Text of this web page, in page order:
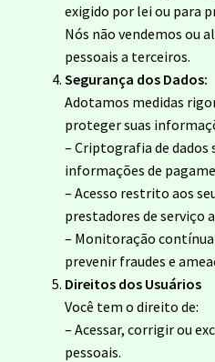
exigido por lei ou para
Nós não vendemos ou
pessoais a terceiros.
Segurança dos Dados:
Adotamos medidas
proteger suas
– Criptografia de dados
informações de
– Acesso restrito aos
prestadores de serviço
– Monitoração
prevenir fraudes e
Direitos dos Usuários
Você tem o direito de:
– Acessar, corrigir ou
pessoais.